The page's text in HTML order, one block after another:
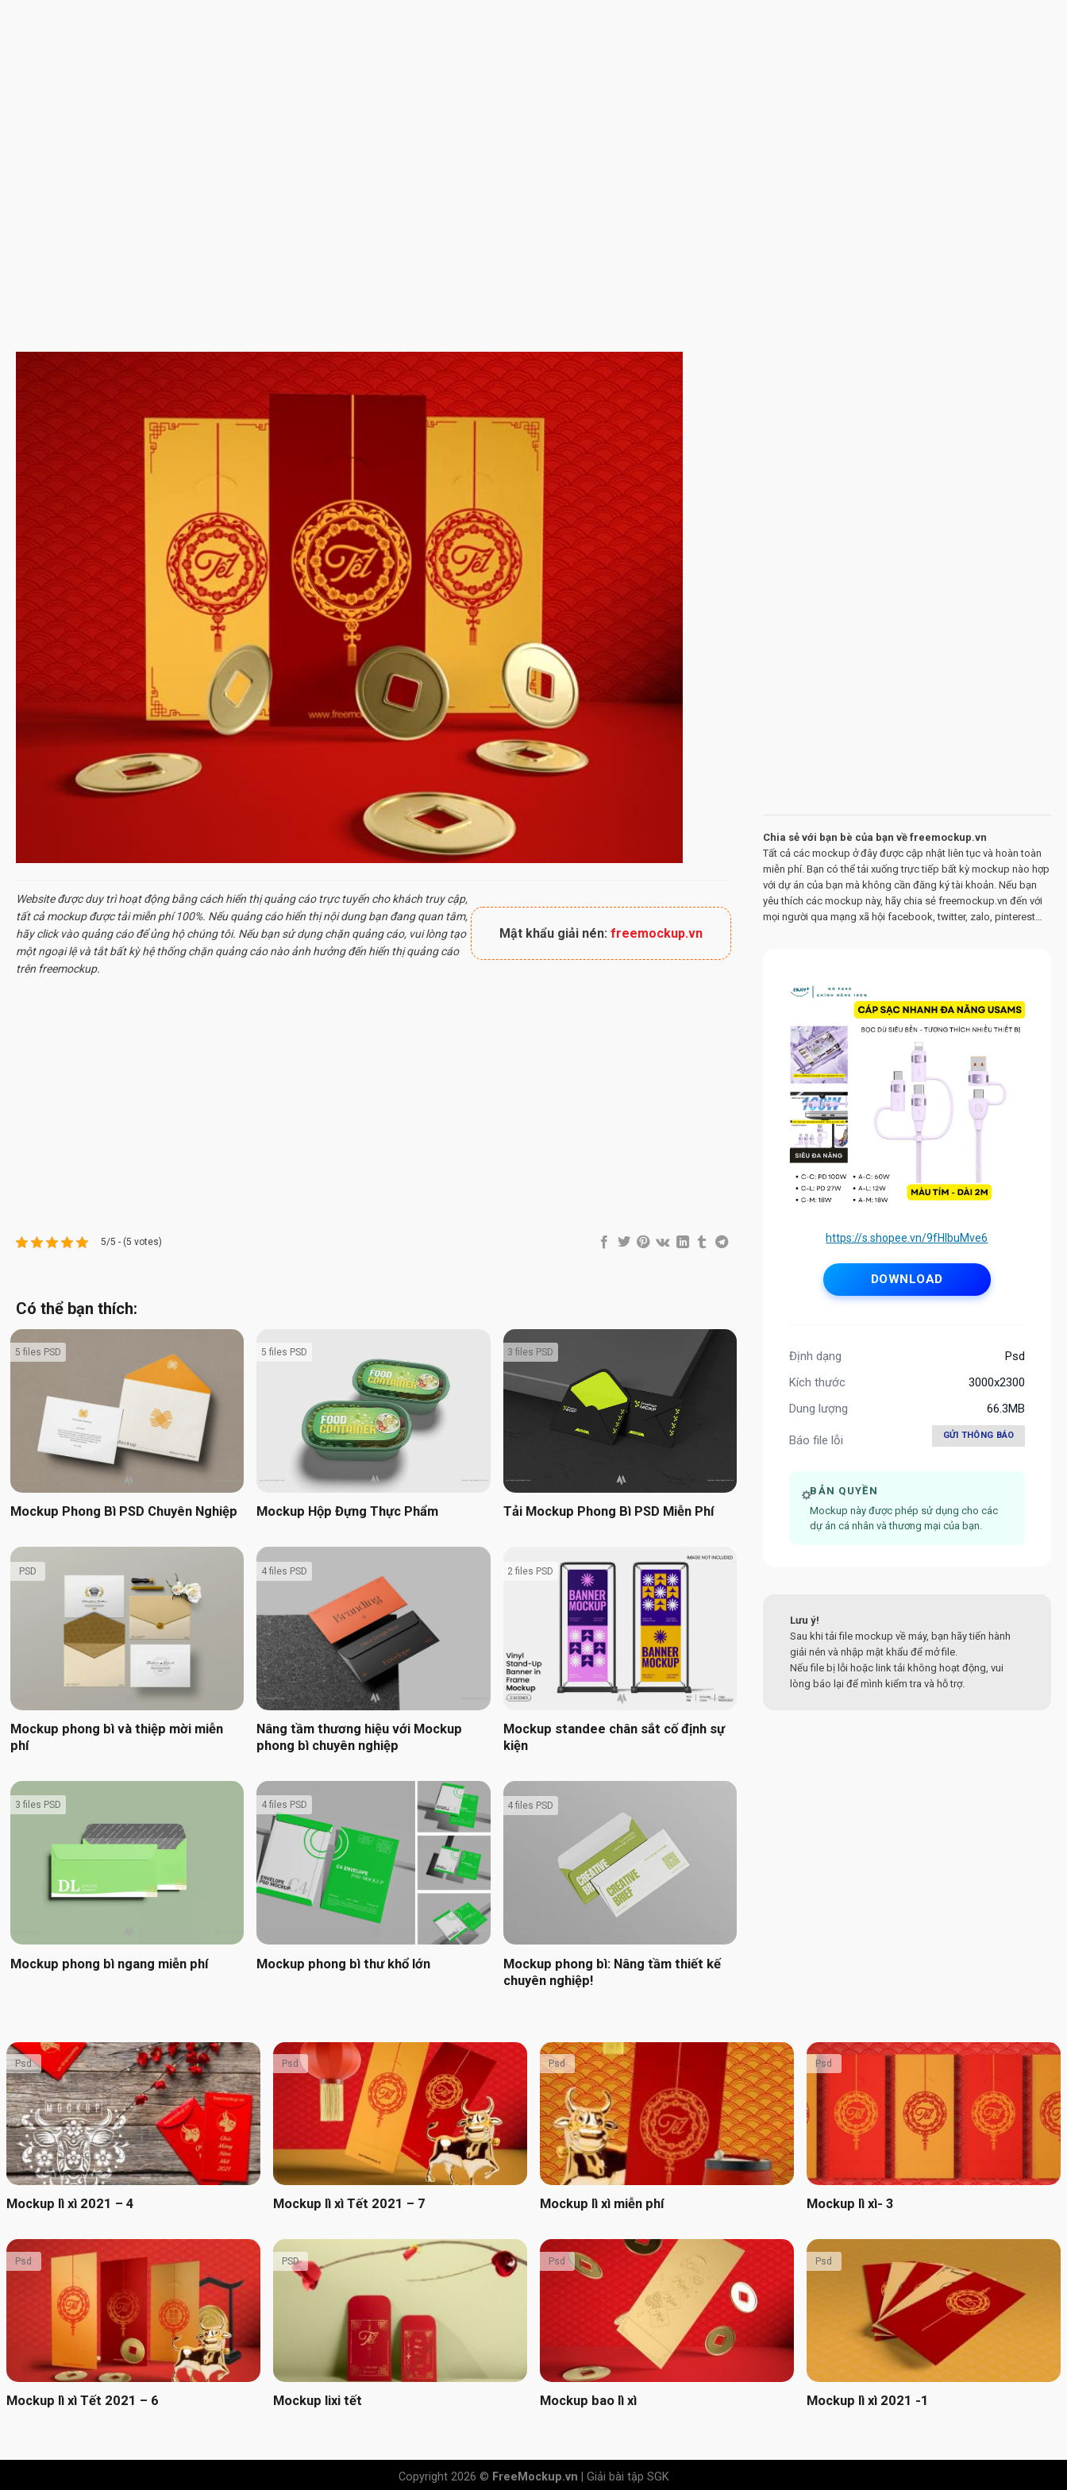
Website được duy trì hoạt động bằng cách hiển thị quảng cáo trực tuyến cho khách truy cập,
tất cả mockupđược tải miễn phí 100%. Nếu quảng cáo hiển thị nội dung bạn đang quan tâm,
hãy click vào quảng cáo để ủng hộ chúng tôi. Nếu bạn sử dụng chặn quảng cáo, vui lòng tạo
một ngoại lệ và tắt bất kỳ hệ thống chặn quảng cáo nào ảnh hưởng đến hiển thị quảng cáo
trên freemockup.
Mật khẩu giải nén: freemockup.vn
5/5 - (5 votes)
Có thể bạn thích:
Mockup Phong Bì PSD Chuyên Nghiệp
5 files PSD
Mockup Hộp Đựng Thực Phẩm
5 files PSD
Tải Mockup Phong Bì PSD Miễn Phí
3 files PSD
Mockup phong bì và thiệp mời miễn
phí
PSD
Nâng tầm thương hiệu với Mockup
phong bì chuyên nghiệp
4 files PSD
Mockup standee chân sắt cố định sự
kiện
2 files PSD
Mockup phong bì ngang miễn phí
3 files PSD
Mockup phong bì thư khổ lớn
4 files PSD
Mockup phong bì: Nâng tầm thiết kế
chuyên nghiệp!
4 files PSD
Chia sẻ với bạn bè của bạn về freemockup.vn
Tất cả các mockup ở đây được cập nhật liên tục và hoàn toàn
miễn phí. Bạn có thể tải xuống trực tiếp bất kỳ mockup nào hợp
với dự án của bạn mà không cần đăng ký tài khoản. Nếu bạn
yêu thích các mockup này, hãy chia sẻ freemockup.vn đến với
mọi người qua mạng xã hội facebook, twitter, zalo, pinterest…
https://s.shopee.vn/9fHlbuMve6
DOWNLOAD
Định dạng
Psd
Kích thước
3000x2300
Dung lượng
66.3MB
Báo file lỗi GỬI THÔNG BÁO
BẢN QUYỀN
Mockup này được phép sử dụng cho các
dự án cá nhân và thương mại của bạn.
Lưu ý!
Sau khi tải file mockup về máy, bạn hãy tiến hành
giải nén và nhập mật khẩu để mở file.
Nếu file bị lỗi hoặc link tải không hoạt động, vui
lòng báo lại để mình kiểm tra và hỗ trợ.
Mockup lì xì 2021 – 4
Psd
Mockup lì xì Tết 2021 – 7
Psd
Mockup lì xì miễn phí
Psd
Mockup lì xì- 3
Psd
Mockup lì xì Tết 2021 – 6
Psd
Mockup lixi tết
PSD
Mockup bao lì xì
Psd
Mockup lì xì 2021 -1
Psd
Copyright 2026 © FreeMockup.vn Giải bài tập SGK